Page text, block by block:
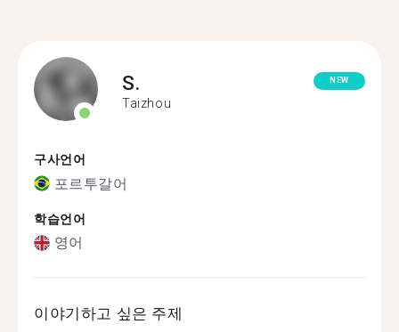
S.
Taizhou
NEW
구사언어
포르투갈어
학습언어
영어
이야기하고 싶은 주제